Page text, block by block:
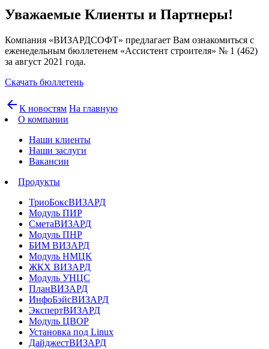
Уважаемые Клиенты и Партнеры!
Компания «ВИЗАРДСОФТ» предлагает Вам ознакомиться с
еженедельным бюллетенем «Ассистент строителя» № 1 (462)
за август 2021 года.
Скачать бюллетень
arrow_back К новостям На главную
О компании
Наши клиенты
Наши заслуги
Вакансии
Продукты
ТриоБоксВИЗАРД
Модуль ПИР
СметаВИЗАРД
Модуль ПНР
БИМ ВИЗАРД
Модуль НМЦК
ЖКХ ВИЗАРД
Модуль УНЦС
ПланВИЗАРД
ИнфоБэйсВИЗАРД
ЭкспертВИЗАРД
Модуль ЦВОР
Установка под Linux
ДайджестВИЗАРД